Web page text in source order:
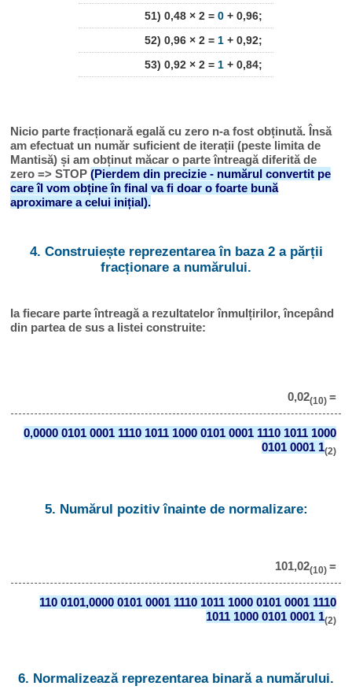
51) 0,48 × 2 = 0 + 0,96;
52) 0,96 × 2 = 1 + 0,92;
53) 0,92 × 2 = 1 + 0,84;
Nicio parte fracționară egală cu zero n-a fost obținută. Însă
am efectuat un număr suficient de iterații (peste limita de
Mantisă) și am obținut măcar o parte întreagă diferită de
zero => STOP(Pierdem din precizie - numărul convertit pe
care îl vom obține în final va fi doar o foarte bună
aproximare a celui inițial).
4. Construiește reprezentarea în baza 2 a părții
fracționare a numărului.
Ia fiecare parte întreagă a rezultatelor înmulțirilor, începând
din partea de sus a listei construite:
0,02(10) =
0,0000 0101 0001 1110 1011 1000 0101 0001 1110 1011 1000
0101 0001 1(2)
5. Numărul pozitiv înainte de normalizare:
101,02(10) =
110 0101,0000 0101 0001 1110 1011 1000 0101 0001 1110
1011 1000 0101 0001 1(2)
6. Normalizează reprezentarea binară a numărului.